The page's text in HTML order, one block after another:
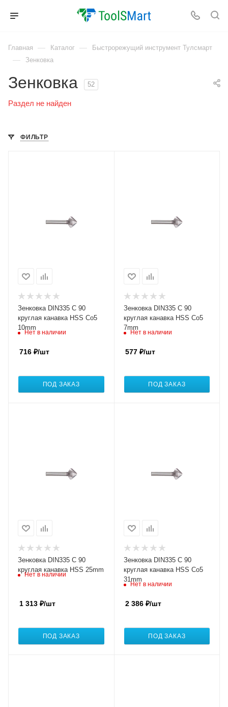
Главная — Каталог — Быстрорежущий инструмент Тулсмарт
— Зенковка
Зенковка 52
Раздел не найден
ФИЛЬТР
Зенковка DIN335 C 90
круглая канавка HSS Co5
10mm
Нет в наличии
716 ₽/шт
ПОД ЗАКАЗ
Зенковка DIN335 C 90
круглая канавка HSS Co5
7mm
Нет в наличии
577₽/шт
ПОД ЗАКАЗ
Зенковка DIN335 C 90
круглая канавка HSS 25mm
Нет в наличии
1 313 ₽/шт
ПОД ЗАКАЗ
Зенковка DIN335 C 90
круглая канавка HSS Co5
31mm
Нет в наличии
2 386₽/шт
ПОД ЗАКАЗ